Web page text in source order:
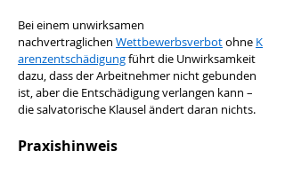
Bei einem unwirksamen
nachvertraglichen Wettbewerbsverbot ohne K
arenzentschädigung führt die Unwirksamkeit
dazu, dass der Arbeitnehmer nicht gebunden
ist, aber die Entschädigung verlangen kann –
die salvatorische Klausel ändert daran nichts.
Praxishinweis